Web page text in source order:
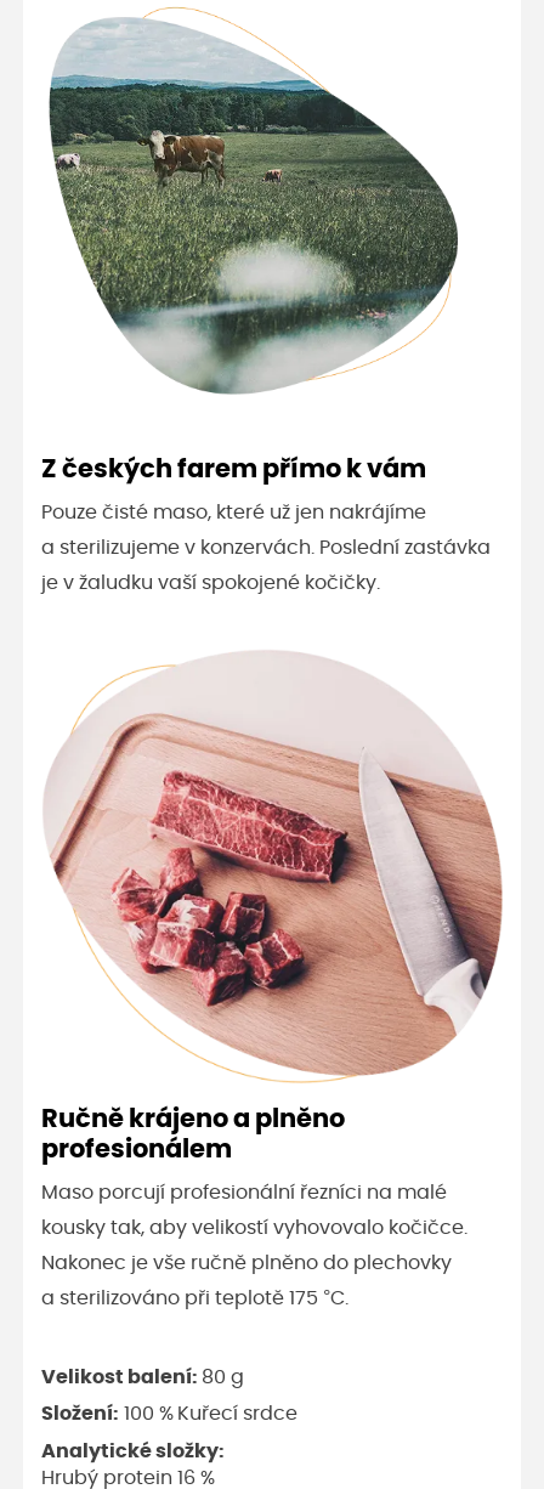
Z českých farem přímo k vám
Pouze čisté maso, které už jen nakrájíme
a sterilizujeme v konzervách. Poslední zastávka
je v žaludku vaší spokojené kočičky.
Ručně krájeno a plněno
profesionálem
Maso porcují profesionální řezníci na malé
kousky tak, aby velikostí vyhovovalo kočičce.
Nakonec je vše ručně plněno do plechovky
a sterilizováno při teplotě 175 °C.
Velikost balení: 80 g
Složení: 100 % Kuřecí srdce
Analytické složky:
Hrubý protein 16 %